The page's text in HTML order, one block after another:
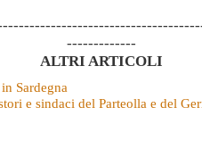
-------------
ALTRI ARTICOLI
Sardegna
e sindaci del Parteolla e del